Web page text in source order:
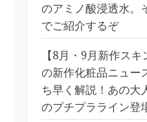
のアミノ酸浸透水。
でご紹介するぞ
【8月・9月新作ス
の新作化粧品ニュー
ち早く解説！あの大
のプチプラライン登